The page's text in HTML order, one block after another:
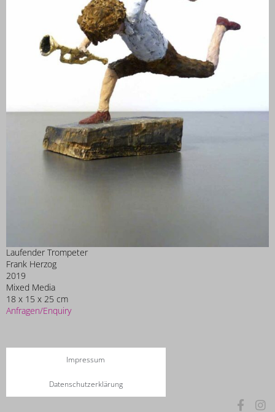
Laufender Trompeter
Frank Herzog
2019
Mixed Media
18 x 15 x 25 cm
Anfragen/Enquiry
Impressum
Datenschutzerklärung